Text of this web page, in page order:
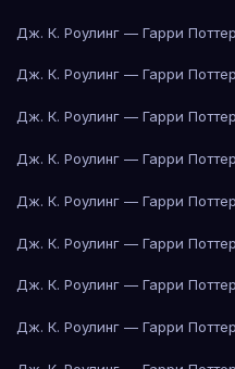
Дж. К. Роулинг — Гарри
Дж. К. Роулинг — Гарри
Дж. К. Роулинг — Гарри
Дж. К. Роулинг — Гарри
Дж. К. Роулинг — Гарри
Дж. К. Роулинг — Гарри
Дж. К. Роулинг — Гарри
Дж. К. Роулинг — Гарри